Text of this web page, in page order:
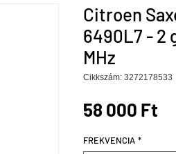
Citroen
6490L7 - 2
MHz
Cikkszám: 3272178533
58 000 Ft
FREKVENCIA *